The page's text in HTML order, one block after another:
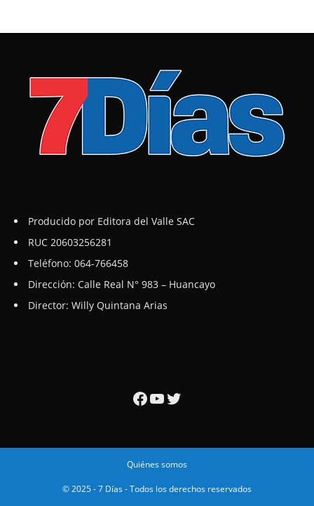
Producido por Editora del Valle SAC
RUC 20603256281
Teléfono: 064-766458
Dirección: Calle Real N° 983 – Huancayo
Director: Willy Quintana Arias
Facebook
YouTube
Twitter
Quiénes somos
© 2025 - 7 Días - Todos los derechos reservados